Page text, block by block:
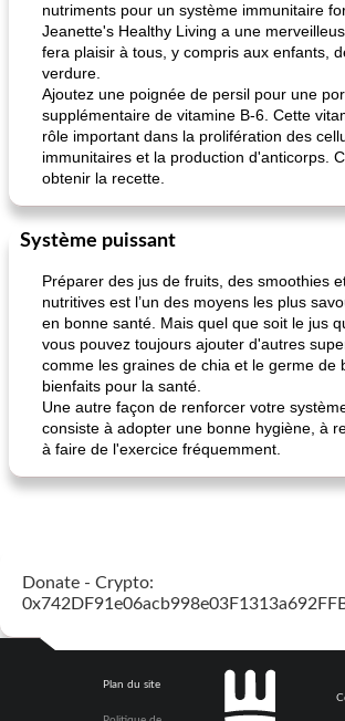
nutriments pour un système immunitaire
Jeanette's Healthy Living a une
fera plaisir à tous, y compris aux enfants,
verdure.
Ajoutez une poignée de persil pour une
supplémentaire de vitamine B-6. Cette
rôle important dans la prolifération des
immunitaires et la production d'anticorps.
obtenir la recette.
Système puissant
Préparer des jus de fruits, des smoothies
nutritives est l’un des moyens les plus
en bonne santé. Mais quel que soit le jus
vous pouvez toujours ajouter d'autres
comme les graines de chia et le germe de
bienfaits pour la santé.
Une autre façon de renforcer votre
consiste à adopter une bonne hygiène, à
à faire de l'exercice fréquemment.
Donate - Crypto:
Plan du site